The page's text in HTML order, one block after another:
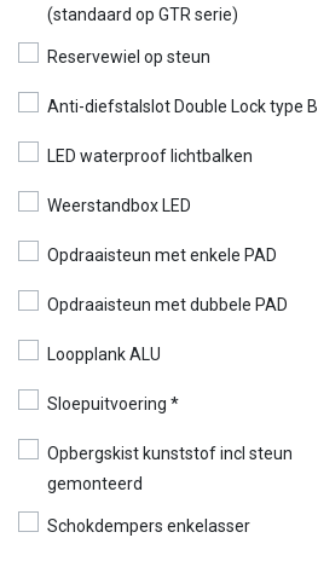
(standaard op GTR serie)
Reservewiel op steun
Anti-diefstalslot Double Lock type B
LED waterproof lichtbalken
Weerstandbox LED
Opdraaisteun met enkele PAD
Opdraaisteun met dubbele PAD
Loopplank ALU
Sloepuitvoering *
Opbergskist kunststof incl steun
gemonteerd
Schokdempers enkelasser